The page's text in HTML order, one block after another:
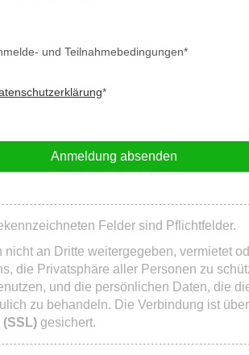
und Teilnahmebedingungen*
*
Anmeldung absenden
Felder sind Pflichtfelder.
nicht an Dritte weitergegeben, vermietet
die Privatsphäre aller Personen zu
und die persönlichen Daten, die
zu behandeln. Die Verbindung ist
gesichert.